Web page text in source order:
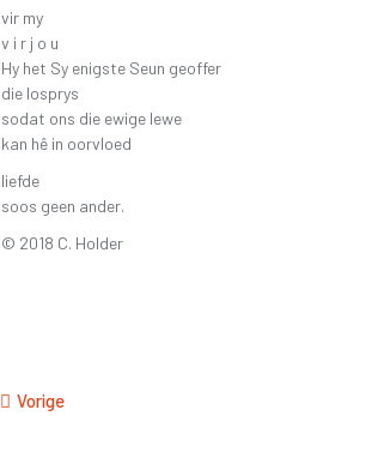
vir my
v i r j o u
Hy het Sy enigste Seun geoffer
die losprys
sodat ons die ewige lewe
kan hê in oorvloed
liefde
soos geen ander.
© 2018 C. Holder
Vorige